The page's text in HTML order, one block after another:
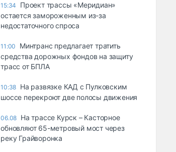
15:34
Проект трассы «Меридиан»
остается замороженным из-за
недостаточного спроса
11:00
Минтранс предлагает тратить
средства дорожных фондов на защиту
трасс от БПЛА
10:38 На развязке КАД с Пулковским
шоссе перекроют две полосы движения
06.08 На трассе Курск – Касторное
обновляют 65-метровый мост через
реку Грайворонка